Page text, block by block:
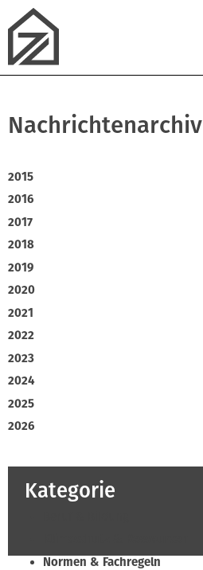
Nachrichtenarchiv
2015
2016
2017
2018
2019
2020
2021
2022
2023
2024
2025
2026
Kategorie
Normen & Fachregeln